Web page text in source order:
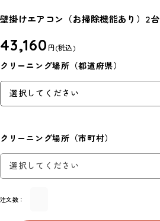
壁掛けエアコン（お掃除機能あり）2台
43,160 円(税込)
クリーニング場所（都道府県）
クリーニング場所（市町村）
注文数：